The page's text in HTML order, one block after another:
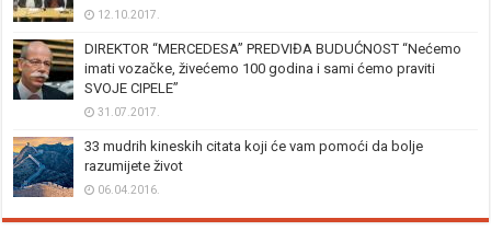
12.10.2017.
DIREKTOR “MERCEDESA” PREDVIĐA BUDUĆNOST “Nećemo
imati vozačke, živećemo 100 godina i sami ćemo praviti
SVOJE CIPELE”
31.07.2017.
33 mudrih kineskih citata koji će vam pomoći da bolje
razumijete život
06.04.2016.